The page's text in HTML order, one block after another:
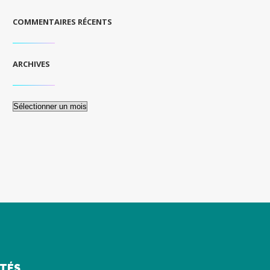
COMMENTAIRES RÉCENTS
ARCHIVES
Archives